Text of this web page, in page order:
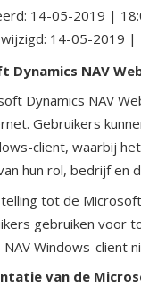
14-05-2019 |
14-05-2019 |
Dynamics NAV
Dynamics NAV
Gebruikers
client, waarbij
hun rol, bedrijf en
tot de
gebruiken voor
NAV Windows-client
van de